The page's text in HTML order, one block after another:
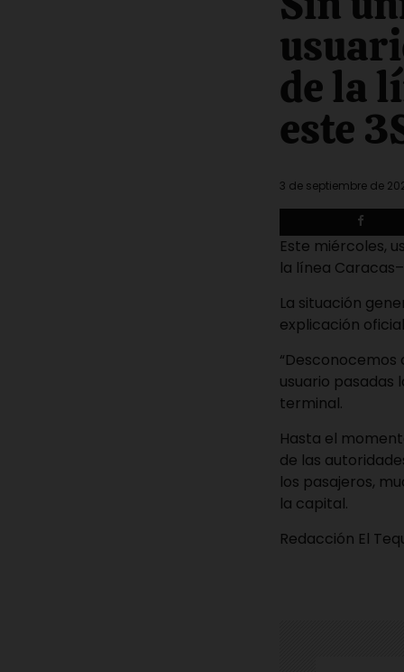
time
de la
este
3 de septiembre de
Este miércoles,
la línea
La situación
explicación
“Desconocemos
usuario pasadas
terminal.
Hasta el
de las
los pasajeros,
la capital.
Redacción El